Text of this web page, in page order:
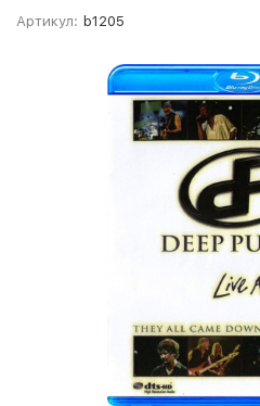
Артикул: b1205